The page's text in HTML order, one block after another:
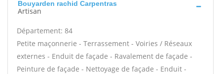
Bouyarden rachid Carpentras
Artisan
Département: 84
Petite maçonnerie - Terrassement - Voiries / Réseaux
externes - Enduit de façade - Ravalement de façade -
Peinture de façade - Nettoyage de façade - Enduit -